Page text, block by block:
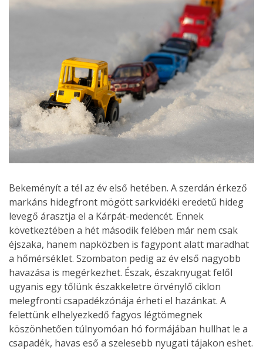
Bekeményít a tél az év első hetében. A szerdán érkező
markáns hidegfront mögött sarkvidéki eredetű hideg
levegő árasztja el a Kárpát-medencét. Ennek
következtében a hét második felében már nem csak
éjszaka, hanem napközben is fagypont alatt maradhat
a hőmérséklet. Szombaton pedig az év első nagyobb
havazása is megérkezhet. Észak, északnyugat felől
ugyanis egy tőlünk északkeletre örvénylő ciklon
melegfronti csapadékzónája érheti el hazánkat. A
felettünk elhelyezkedő fagyos légtömegnek
köszönhetően túlnyomóan hó formájában hullhat le a
csapadék, havas eső a szelesebb nyugati tájakon eshet.